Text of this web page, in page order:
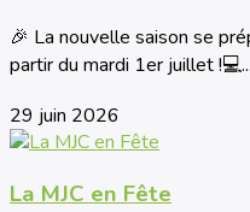
🎉 La nouvelle saison se
partir du mardi 1er juillet !💻...
29 juin 2026
La MJC en Fête